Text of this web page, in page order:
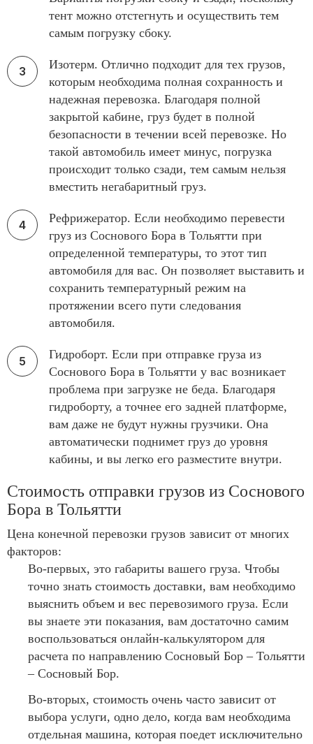
тент можно отстегнуть и осуществить тем
самым погрузку сбоку.
Изотерм. Отлично подходит для тех грузов,
которым необходима полная сохранность и
надежная перевозка. Благодаря полной
закрытой кабине, груз будет в полной
безопасности в течении всей перевозке. Но
такой автомобиль имеет минус, погрузка
происходит только сзади, тем самым нельзя
вместить негабаритный груз.
Рефрижератор. Если необходимо перевести
груз из Соснового Бора в Тольятти при
определенной температуры, то этот тип
автомобиля для вас. Он позволяет выставить и
сохранить температурный режим на
протяжении всего пути следования
автомобиля.
Гидроборт. Если при отправке груза из
Соснового Бора в Тольятти у вас возникает
проблема при загрузке не беда. Благодаря
гидроборту, а точнее его задней платформе,
вам даже не будут нужны грузчики. Она
автоматически поднимет груз до уровня
кабины, и вы легко его разместите внутри.
Стоимость отправки грузов из Соснового
Бора в Тольятти
Цена конечной перевозки грузов зависит от многих
факторов:
Во-первых, это габариты вашего груза. Чтобы
точно знать стоимость доставки, вам необходимо
выяснить объем и вес перевозимого груза. Если
вы знаете эти показания, вам достаточно самим
воспользоваться онлайн-калькулятором для
расчета по направлению Сосновый Бор – Тольятти
– Сосновый Бор.
Во-вторых, стоимость очень часто зависит от
выбора услуги, одно дело, когда вам необходима
отдельная машина, которая поедет исключительно